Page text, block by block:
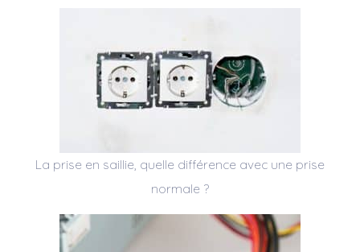
La prise en saillie, quelle différence avec une prise
normale ?